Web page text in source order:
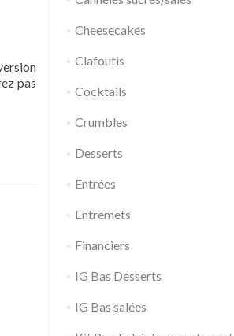
pas
Cheesecakes
Clafoutis
Cocktails
Crumbles
Desserts
Entrées
Entremets
Financiers
IG Bas Desserts
IG Bas salées